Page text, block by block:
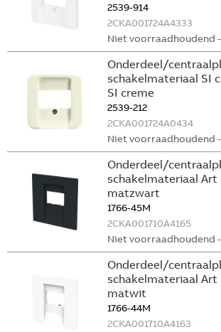
2539-914
2CKA001724A4333
Niet voorraadhoudend
Onderdeel/
schakelmateriaal SI
SI creme
2539-212
2CKA001724A0434
Niet voorraadhoudend
Onderdeel/
schakelmateriaal Art
matzwart
1766-45M
2CKA001710A4165
Niet voorraadhoudend
Onderdeel/
schakelmateriaal Art
matwit
1766-44M
2CKA001710A4163